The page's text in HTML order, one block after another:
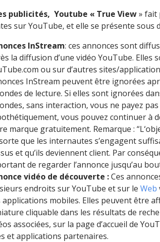
publicités, Youtube « True View» fait
sur YouTube, et elle se présente sous
InStream: ces annonces sont
la diffusion d’une vidéo YouTube. Elles
ou sur d’autres sites/
InStream peuvent être ignorées
de lecture. Si elles sont ignorées
sans interaction, vous ne payez
vous pouvez continuer à
marque gratuitement. Remarque :
que les internautes s’engagent
et qu’ils deviennent client. Par
de regarder l’annonce jusqu’au
vidéo de découverte :Ces
endroits sur YouTube et sur le Web
applications mobiles. Elles peuvent être
cliquable dans les résultats de
associées, sur la page d’accueil de
et applications partenaires.